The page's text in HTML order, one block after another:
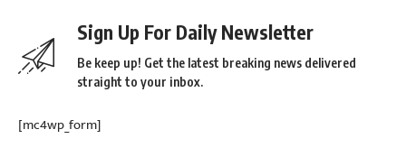
Sign Up For Daily Newsletter
Be keep up! Get the latest breaking news delivered
straight to your inbox.
[mc4wp_form]